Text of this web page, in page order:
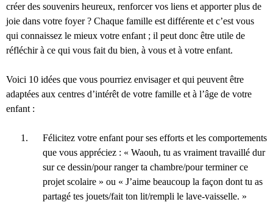
créer des souvenirs heureux, renforcer vos liens et apporter plus de
joie dans votre foyer ? Chaque famille est différente et c’est vous
qui connaissez le mieux votre enfant ; il peut donc être utile de
réfléchir à ce qui vous fait du bien, à vous et à votre enfant.
Voici 10 idées que vous pourriez envisager et qui peuvent être
adaptées aux centres d’intérêt de votre famille et à l’âge de votre
enfant :
Félicitez votre enfant pour ses efforts et les comportements
que vous appréciez : « Waouh, tu as vraiment travaillé dur
sur ce dessin/pour ranger ta chambre/pour terminer ce
projet scolaire » ou « J’aime beaucoup la façon dont tu as
partagé tes jouets/fait ton lit/rempli le lave-vaisselle. »